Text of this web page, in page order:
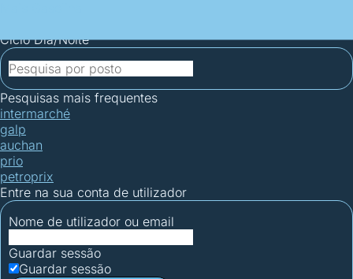
Ciclo Dia/Noite
Pesquisas mais frequentes
intermarché
galp
auchan
prio
petroprix
Entre na sua conta de utilizador
Nome de utilizador ou email
Guardar sessão
Guardar sessão